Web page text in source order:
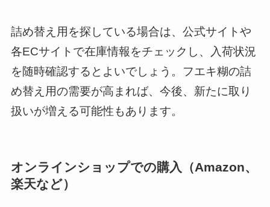
詰め替え用を探している場合は、公式サイトや
各ECサイトで在庫情報をチェックし、入荷状況
を随時確認するとよいでしょう。フエキ糊の詰
め替え用の需要が高まれば、今後、新たに取り
扱いが増える可能性もあります。
オンラインショップでの購入（Amazon、
楽天など）